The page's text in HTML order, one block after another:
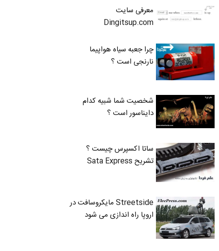
معرفی سایت
Dingitsup.com
چرا جعبه سیاه هواپیما
نارنجی است ؟
شخصیت شما شبیه کدام
دایناسور است ؟
ساتا اکسپرس چیست ؟
تشریح Sata Express
Streetside مایکروسافت در
اروپا راه اندازی می شود